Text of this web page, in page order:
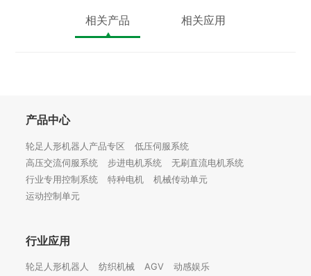
相关产品 相关应用
产品中心
轮足人形机器人产品专区
低压伺服系统
高压交流伺服系统
步进电机系统
无刷直流电机系统
行业专用控制系统
特种电机
机械传动单元
运动控制单元
行业应用
轮足人形机器人 纺织机械 AGV
动感娱乐